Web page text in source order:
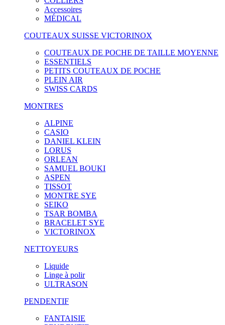
Accessoires
MÉDICAL
COUTEAUX SUISSE VICTORINOX
COUTEAUX DE POCHE DE TAILLE MOYENNE
ESSENTIELS
PETITS COUTEAUX DE POCHE
PLEIN AIR
SWISS CARDS
MONTRES
ALPINE
CASIO
DANIEL KLEIN
LORUS
ORLEAN
SAMUEL BOUKI
ASPEN
TISSOT
MONTRE SYE
SEIKO
TSAR BOMBA
BRACELET SYE
VICTORINOX
NETTOYEURS
Liquide
Linge à polir
ULTRASON
PENDENTIF
FANTAISIE